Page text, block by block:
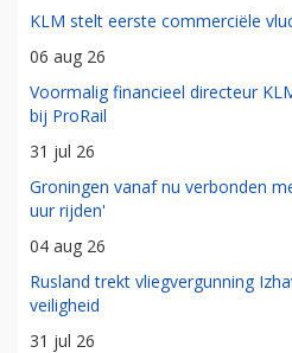
KLM stelt eerste commerciële
06 aug 26
Voormalig financieel directeur
bij ProRail
31 jul 26
Groningen vanaf nu verbonden
uur rijden'
04 aug 26
Rusland trekt vliegvergunning
veiligheid
31 jul 26